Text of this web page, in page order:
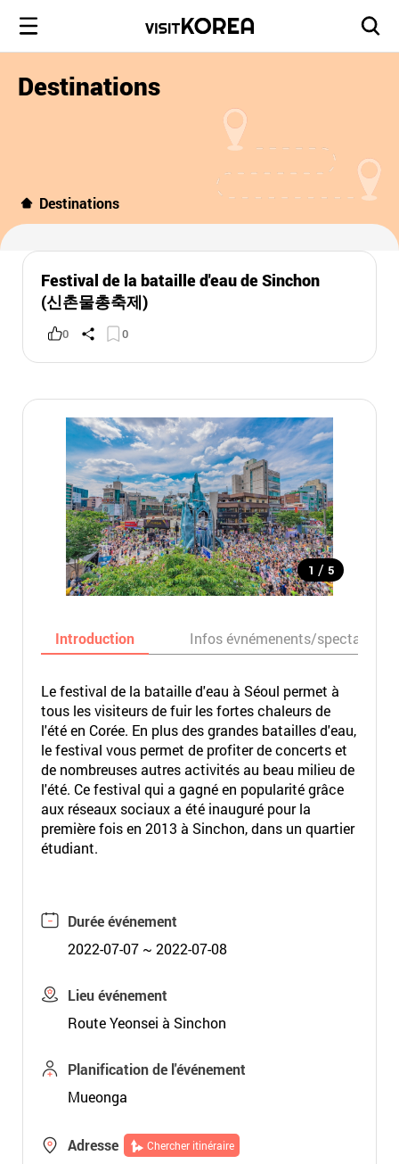
Destinations
Destinations
Festival de la bataille d'eau de Sinchon
(신촌물총축제)
0 0
1 / 5
Introduction Infos évnémenents/spectacles
Le festival de la bataille d'eau à Séoul permet à
tous les visiteurs de fuir les fortes chaleurs de
l'été en Corée. En plus des grandes batailles d'eau,
le festival vous permet de profiter de concerts et
de nombreuses autres activités au beau milieu de
l'été. Ce festival qui a gagné en popularité grâce
aux réseaux sociaux a été inauguré pour la
première fois en 2013 à Sinchon, dans un quartier
étudiant.
Durée événement
2022-07-07 ~ 2022-07-08
Lieu événement
Route Yeonsei à Sinchon
Planification de l'événement
Mueonga
Adresse Chercher itinéraire